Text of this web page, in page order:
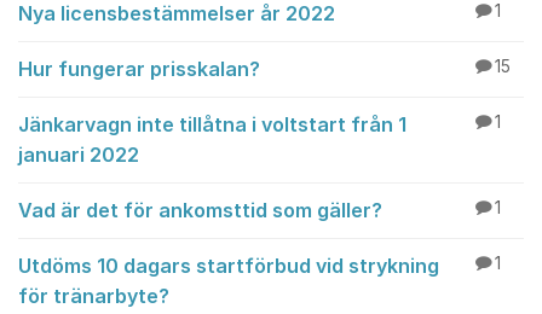
Nya licensbestämmelser år 2022 1
Hur fungerar prisskalan? 15
Jänkarvagn inte tillåtna i voltstart från 1
januari 2022
1
Vad är det för ankomsttid som gäller? 1
Utdöms 10 dagars startförbud vid strykning
för tränarbyte?
1